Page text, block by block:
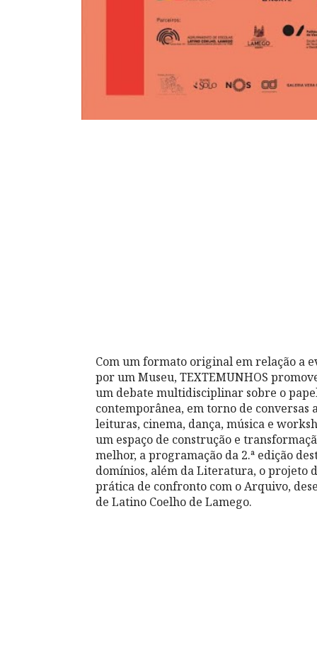
Com um formato original em relação a
por um Museu, TEXTEMUNHOS
um debate multidisciplinar sobre o
contemporânea, em torno de conversas
leituras, cinema, dança, música e
um espaço de construção e
melhor, a programação da 2.ª edição
domínios, além da Literatura, o projeto
prática de confronto com o Arquivo,
de Latino Coelho de Lamego.